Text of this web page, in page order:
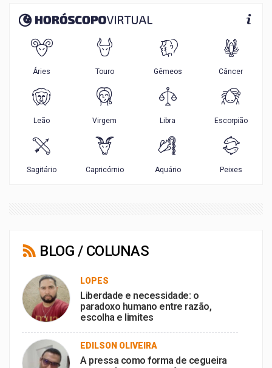
BLOG / COLUNAS
LOPES
Liberdade e necessidade: o
paradoxo humano entre razão,
escolha e limites
EDILSON OLIVEIRA
A pressa como forma de cegueira